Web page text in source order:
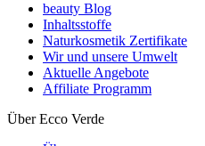
beauty Blog
Inhaltsstoffe
Naturkosmetik Zertifikate
Wir und unsere Umwelt
Aktuelle Angebote
Affiliate Programm
Über Ecco Verde